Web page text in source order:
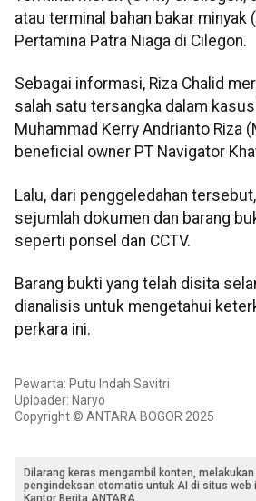
atau terminal bahan bakar minyak
Pertamina Patra Niaga di Cilegon.
Sebagai informasi, Riza Chalid
salah satu tersangka dalam kasus
Muhammad Kerry Andrianto Riza
beneficial owner PT Navigator
Lalu, dari penggeledahan
sejumlah dokumen dan barang
seperti ponsel dan CCTV.
Barang bukti yang telah disita
dianalisis untuk mengetahui
perkara ini.
Pewarta: Putu Indah Savitri
Uploader: Naryo
Copyright © ANTARA BOGOR 2025
Dilarang keras mengambil konten,
pengindeksan otomatis untuk AI di situs web